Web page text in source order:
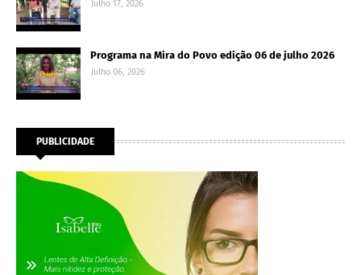
Julho 17, 2026
Programa na Mira do Povo edição 06 de julho 2026
Julho 06, 2026
PUBLICIDADE